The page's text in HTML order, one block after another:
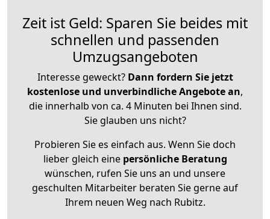
Zeit ist Geld: Sparen Sie beides mit
schnellen und passenden
Umzugsangeboten
Interesse geweckt? Dann fordern Sie jetzt
kostenlose und unverbindliche Angebote an,
die innerhalb von ca. 4 Minuten bei Ihnen sind.
Sie glauben uns nicht?
Probieren Sie es einfach aus. Wenn Sie doch
lieber gleich eine persönliche Beratung
wünschen, rufen Sie uns an und unsere
geschulten Mitarbeiter beraten Sie gerne auf
Ihrem neuen Weg nach Rubitz.